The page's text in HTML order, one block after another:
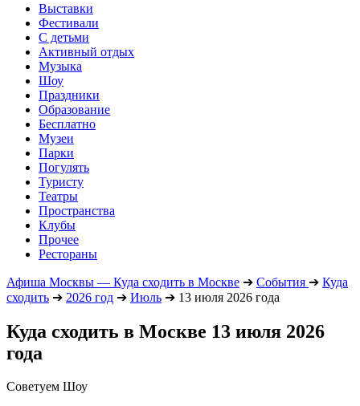
Выставки
Фестивали
С детьми
Активный отдых
Музыка
Шоу
Праздники
Образование
Бесплатно
Музеи
Парки
Погулять
Туристу
Театры
Пространства
Клубы
Прочее
Рестораны
Афиша Москвы — Куда сходить в Москве ➔ События ➔ Куда
сходить ➔ 2026 год ➔ Июль ➔ 13 июля 2026 года
Куда сходить в Москве 13 июля 2026
года
Советуем Шоу